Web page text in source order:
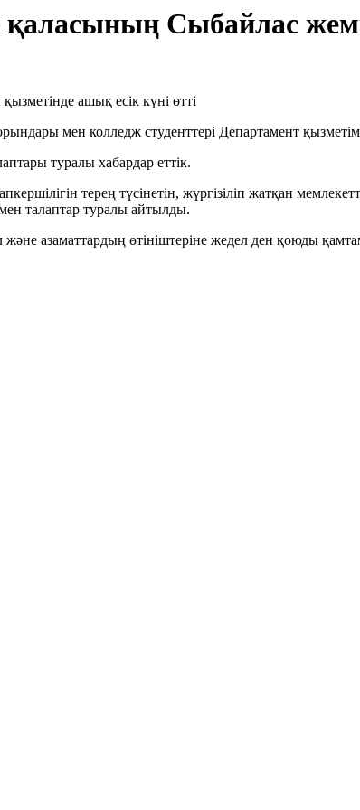
Сыбайлас
мен колледж студенттері Департамент
туралы хабардар еттік.
терең түсінетін, жүргізіліп жатқан
талаптар туралы айтылды.
азаматтардың өтініштеріне жедел ден қоюды